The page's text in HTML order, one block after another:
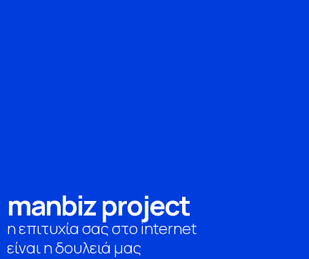
manbizproject
η επιτυχία σας στο internet
είναι η δουλειά μας